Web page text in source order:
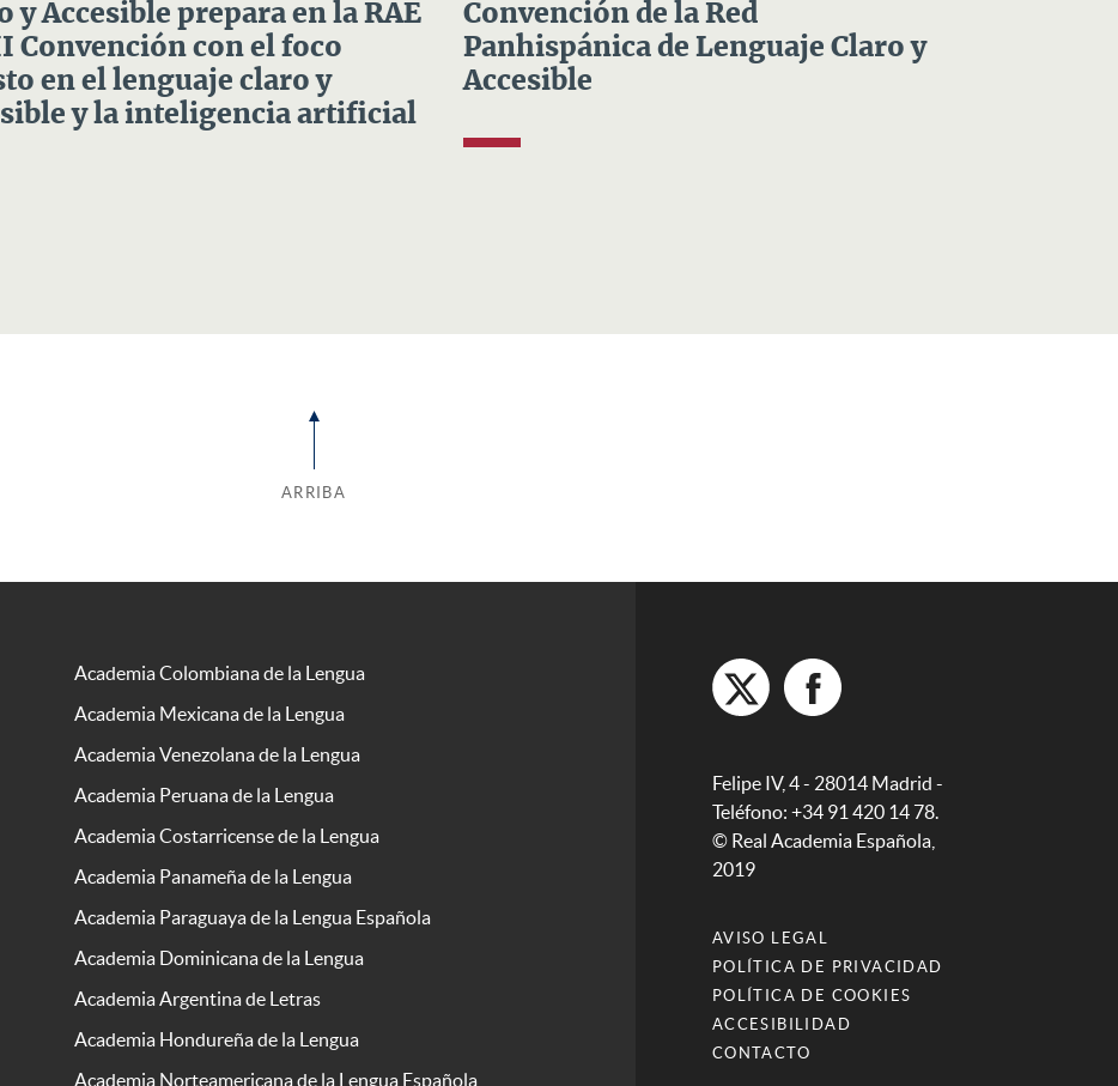
y Accesible prepara en la RAE
Convención con el foco
en el lenguaje claro y
y la inteligencia artificial
Convención de la Red
Panhispánica de Lenguaje Claro y
Accesible
ARRIBA
Academia Colombiana de la Lengua
Academia Mexicana de la Lengua
Academia Venezolana de la Lengua
Academia Peruana de la Lengua
Academia Costarricense de la Lengua
Academia Panameña de la Lengua
Academia Paraguaya de la Lengua Española
Academia Dominicana de la Lengua
Academia Argentina de Letras
Academia Hondureña de la Lengua
Academia Norteamericana de la Lengua Española
Felipe IV, 4 - 28014 Madrid -
Teléfono: +34 91 420 14 78.
© Real Academia Española,
2019
AVISO LEGAL
POLÍTICA DE PRIVACIDAD
POLÍTICA DE COOKIES
ACCESIBILIDAD
CONTACTO